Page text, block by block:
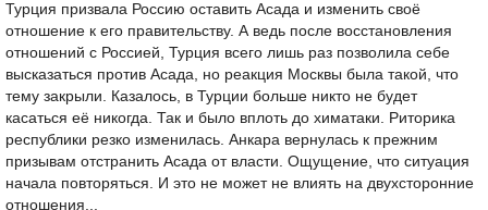
Турция призвала Россию оставить Асада и изменить своё
отношение к его правительству. А ведь после восстановления
отношений с Россией, Турция всего лишь раз позволила себе
высказаться против Асада, но реакция Москвы была такой, что
тему закрыли. Казалось, в Турции больше никто не будет
касаться её никогда. Так и было вплоть до химатаки. Риторика
республики резко изменилась. Анкара вернулась к прежним
призывам отстранить Асада от власти. Ощущение, что ситуация
начала повторяться. И это не может не влиять на двухсторонние
отношения...